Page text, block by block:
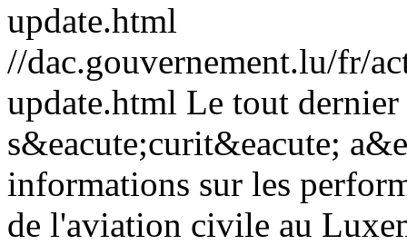
update.html
//dac.gouvernement.lu/fr/
update.html Le tout
s&eacute;curit&eacute;
informations sur les
de l'aviation civile au